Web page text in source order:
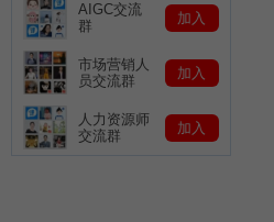
AIGC交流
群
加入
市场营销人
员交流群
加入
人力资源师
交流群
加入